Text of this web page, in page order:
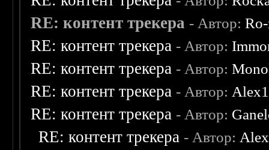
RE: контент трекера - Автор:
RE: контент трекера - Автор:
RE: контент трекера - Автор:
RE: контент трекера - Автор:
RE: контент трекера - Автор:
RE: контент трекера - Автор: